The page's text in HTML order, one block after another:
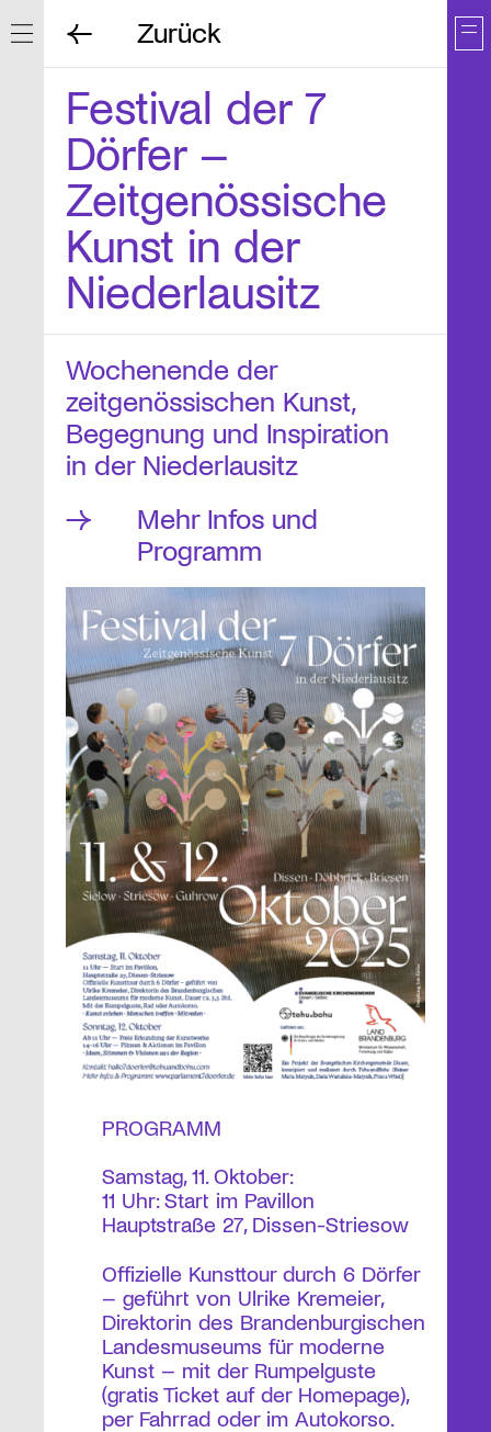
Navigation ein/ausblenden
Zurück
Festival der 7
Dörfer –
Zeitgenössische
Kunst in der
Niederlausitz
Wochenende der
zeitgenössischen Kunst,
Begegnung und Inspiration
in der Niederlausitz
Mehr Infos und
Programm
PROGRAMM
Samstag, 11. Oktober:
11 Uhr: Start im Pavillon
Hauptstraße 27, Dissen-Striesow
Offizielle Kunsttour durch 6 Dörfer
– geführt von Ulrike Kremeier,
Direktorin des Brandenburgischen
Landesmuseums für moderne
Kunst – mit der Rumpelguste
(gratis Ticket auf der Homepage),
per Fahrrad oder im Autokorso.